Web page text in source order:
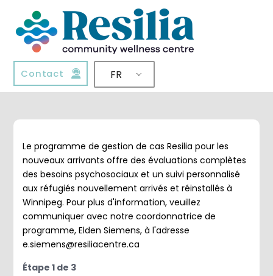
Contact FR
Le programme de gestion de cas Resilia pour les
nouveaux arrivants offre des évaluations complètes
des besoins psychosociaux et un suivi personnalisé
aux réfugiés nouvellement arrivés et réinstallés à
Winnipeg. Pour plus d'information, veuillez
communiquer avec notre coordonnatrice de
programme, Elden Siemens, à l'adresse
e.siemens@resiliacentre.ca
Étape1 de 3